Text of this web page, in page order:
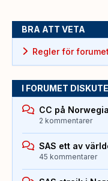
BRA ATT VETA
Regler för forumet
I FORUMET
CC på
2 kommentarer
SAS ett av
45 kommentarer